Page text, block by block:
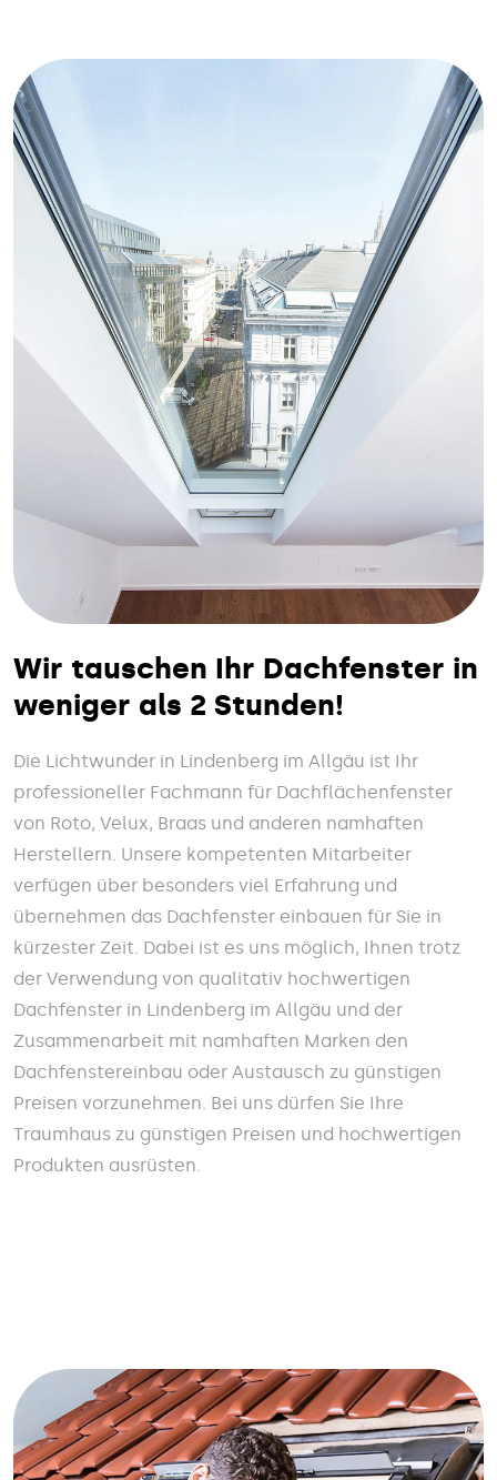
Wir tauschen Ihr Dachfenster in
weniger als 2 Stunden!
Die Lichtwunder in Lindenberg im Allgäu ist Ihr
professioneller Fachmann für Dachflächenfenster
von Roto, Velux, Braas und anderen namhaften
Herstellern. Unsere kompetenten Mitarbeiter
verfügen über besonders viel Erfahrung und
übernehmen das Dachfenster einbauen für Sie in
kürzester Zeit. Dabei ist es uns möglich, Ihnen trotz
der Verwendung von qualitativ hochwertigen
Dachfenster in Lindenberg im Allgäu und der
Zusammenarbeit mit namhaften Marken den
Dachfenstereinbau oder Austausch zu günstigen
Preisen vorzunehmen. Bei uns dürfen Sie Ihre
Traumhaus zu günstigen Preisen und hochwertigen
Produkten ausrüsten.